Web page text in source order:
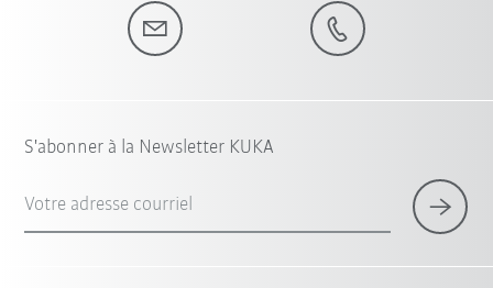
S'abonner à la Newsletter KUKA
Votre adresse courriel